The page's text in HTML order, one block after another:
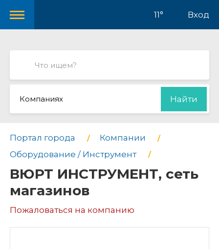
11° Вход
Компаниях Найти
Портал города
Компании
Оборудование / Инструмент
ВЮРТ ИНСТРУМЕНТ, сеть
магазинов
Пожаловаться на компанию